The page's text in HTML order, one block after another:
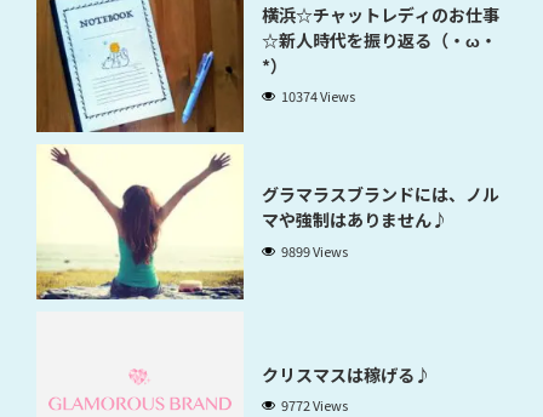
横浜☆チャットレディのお仕事
☆新人時代を振り返る（・ω・
*）
10374 Views
グラマラスブランドには、ノル
マや強制はありません♪
9899 Views
クリスマスは稼げる♪
9772 Views